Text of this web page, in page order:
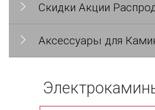
Скидки Акции
Аксессуары для